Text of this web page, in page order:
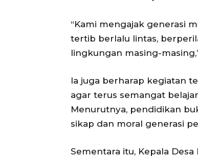
“Kami mengajak generasi
tertib berlalu lintas,
lingkungan masing-
Ia juga berharap kegiatan
agar terus semangat
Menurutnya, pendidikan
sikap dan moral generasi
Sementara itu, Kepala